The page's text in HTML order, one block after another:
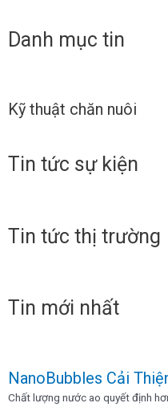
Danh mục tin
Kỹ thuật chăn nuôi
Tin tức sự kiện
Tin tức thị trường
Tin mới nhất
NanoBubbles Cải
Chất lượng nước ao quyết định
Trang
Trang
Trang
Trang
Trang